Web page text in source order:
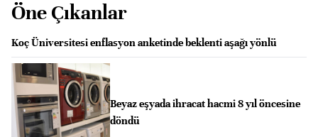
Öne Çıkanlar
Koç Üniversitesi enflasyon anketinde beklenti aşağı yönlü
Beyaz eşyada ihracat hacmi 8 yıl öncesine
döndü